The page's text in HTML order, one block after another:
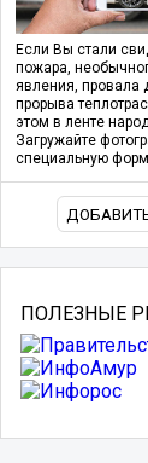
Если Вы стали
пожара,
явления, провала
прорыва
этом в ленте
Загружайте
специальную
ПОЛЕЗНЫЕ